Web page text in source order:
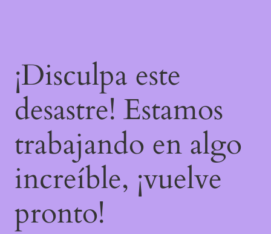
¡Disculpa este
desastre! Estamos
trabajando en algo
increíble, ¡vuelve
pronto!